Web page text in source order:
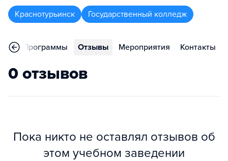
Краснотурьинск Государственный колледж
Программы Отзывы Мероприятия Контакты
0 отзывов
Пока никто не оставлял отзывов об
этом учебном заведении